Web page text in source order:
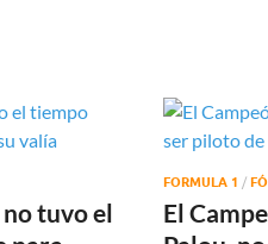
tuvo el
FORMULA 1 /
El